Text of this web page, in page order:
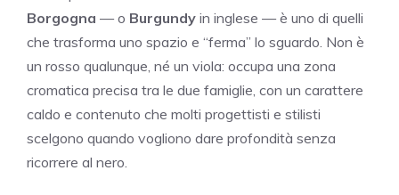
Borgogna — o Burgundy in inglese — è uno di quelli
che trasforma uno spazio e “ferma” lo sguardo. Non è
un rosso qualunque, né un viola: occupa una zona
cromatica precisa tra le due famiglie, con un carattere
caldo e contenuto che molti progettisti e stilisti
scelgono quando vogliono dare profondità senza
ricorrere al nero.